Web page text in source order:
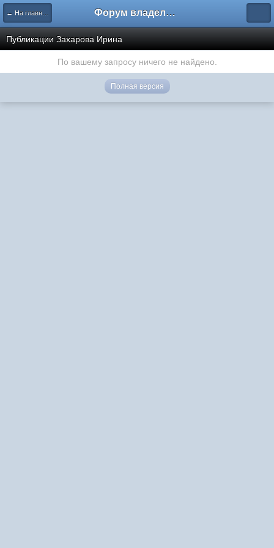
← На главную Форум владельцев интернет-магазинов
Публикации Захарова Ирина
По вашему запросу ничего не найдено.
Полная версия